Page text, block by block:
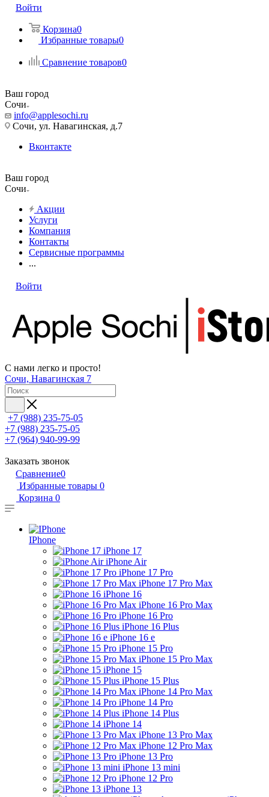
Войти
Корзина0
Избранные товары0
Сравнение товаров0
Ваш город
Сочи
info@applesochi.ru
Сочи, ул. Навагинская, д.7
Вконтакте
Ваш город
Сочи
Акции
Услуги
Компания
Контакты
Сервисные программы
...
Войти
С нами легко и просто!
Сочи, Навагинская 7
+7 (988) 235-75-05
+7 (988) 235-75-05
+7 (964) 940-99-99
Заказать звонок
Сравнение0
Избранные товары 0
Корзина 0
IPhone
iPhone 17
iPhone Air
iPhone 17 Pro
iPhone 17 Pro Max
iPhone 16
iPhone 16 Pro Max
iPhone 16 Pro
iPhone 16 Plus
iPhone 16 e
iPhone 15 Pro
iPhone 15 Pro Max
iPhone 15
iPhone 15 Plus
iPhone 14 Pro Max
iPhone 14 Pro
iPhone 14 Plus
iPhone 14
iPhone 13 Pro Max
iPhone 12 Pro Max
iPhone 13 Pro
iPhone 13 mini
iPhone 12 Pro
iPhone 13